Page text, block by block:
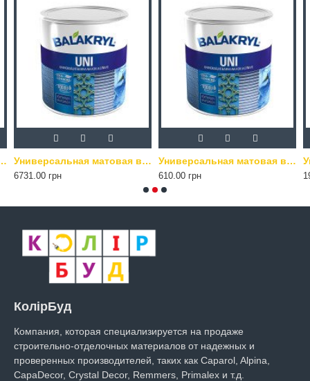
Uni Mat для металла и дерева 0100 Белый 0.7 кг Универсальная матовая водорастворимая краска Balakryl Uni Mat для металла и дерева 0100 Белый 9 кг
6731.00 грн
Универсальная матовая водорастворимая краска Balakryl Uni Mat для металла и дерева 0199 Черный 0.7 кг
610.00 грн
КолірБуд
Компания, которая специализируется на продаже
строительно-отделочных материалов от надежных и
проверенных производителей, таких как Caparol, Alpina,
CapaDecor, Crystal Decor, Remmers, Primalex и т.д.